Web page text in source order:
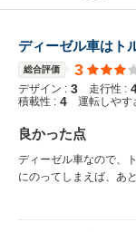
ディーゼル車はト
総合評価 3
デザイン : 3 走行性 :
積載性 : 4 運転しやす
良かった点
ディーゼル車なので、
にのってしまえば、あ
で巡航できます。あと